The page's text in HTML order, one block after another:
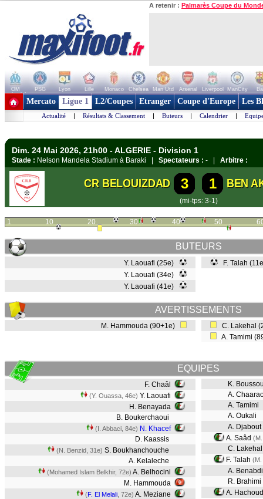
A retenir : Palmarès Coupe du
OM PSG Lyon Lille Monaco Chelsea Man Utd Arsenal Liverpool ManCity
+ de clubs
Mercato Ligue 1 L2/Coupes Etranger Coupe d'Europe Les
Actualité | Résultats & Classement | Buteurs | Calendrier |
Dim. 24 Mai 2026, 21h00 - ALGERIE - Division 1
Stade : Nelson Mandela Stadium à Baraki | Spectateurs : - | Arbitre :
CR BELOUIZDAD 3 1 BEN
(mi-tps: 3-1)
1 10 20 30 40 50
BUTEURS
Y. Laouafi (25e)
Y. Laouafi (34e)
Y. Laouafi (41e)
F. Talah
AVERTISSEMENTS
M. Hammouda (90+1e)
C. Lakehal
A. Tamimi
EQUIPES
F. Chaâl
(Y. Ouassa, 46e) Y. Laouafi
H. Benayada
B. Boukerchaoui
(I. Abbaci, 84e) N. Khacef
D. Kaassis
(N. Benzid, 31e) S. Boukhanchouche
A. Kelaleche
(Mohamed Islam Belkhir, 72e) A. Belhocini
M. Hammouda
(F. El Melali , 72e) A. Meziane
K.
A.
A. Tamimi
A. Oukali
A. Djabout
A. Saâd
C. Lakehal
F. Talah (M.
A.
R. Brahimi
A. Hachoud